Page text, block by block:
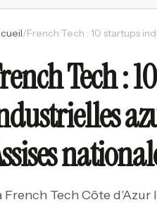
/
Tech :
French Tech Côte